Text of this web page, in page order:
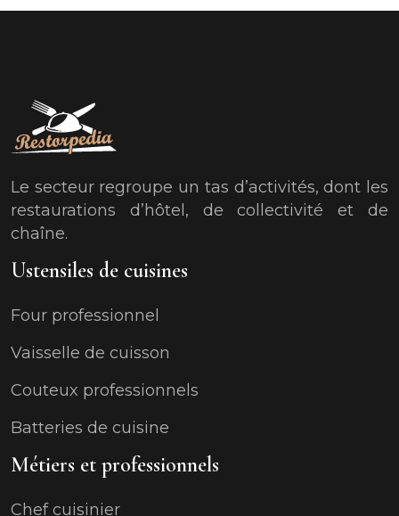
Le secteur regroupe un tas d’activités, dont les
restaurations d’hôtel, de collectivité et de
chaîne.
Ustensiles de cuisines
Four professionnel
Vaisselle de cuisson
Couteux professionnels
Batteries de cuisine
Métiers et professionnels
Chef cuisinier